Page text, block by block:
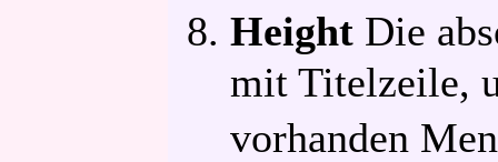
Height Die
mit Titelzeile,
vorhanden